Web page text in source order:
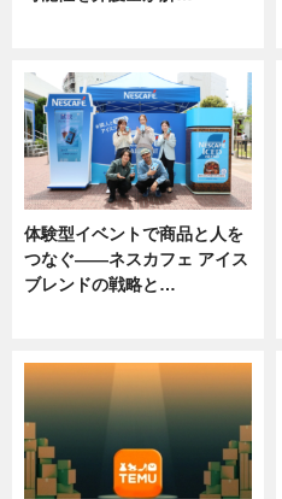
体験型イベントで商品と人を
つなぐ――ネスカフェ アイス
ブレンドの戦略と…